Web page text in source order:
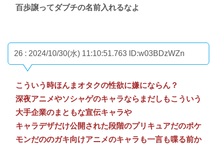
百歩譲ってダブチの名前入れるなよ
26 : 2024/10/30(水) 11:10:51.763 ID:w03BDzWZn
こういう時ほんまオタクの性欲に嫌にならん？
深夜アニメやソシャゲのキャラならまだしもこういう
大手企業のまともな宣伝キャラや
キャラデザだけ公開された段階のプリキュアだのポケ
モンだののガキ向けアニメのキャラも一言も喋る前か